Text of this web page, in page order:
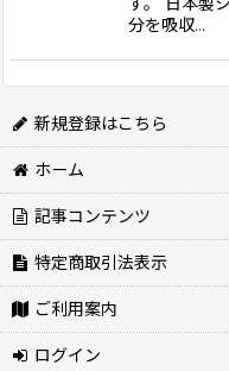
分を吸収…
新規登録はこちら
ホーム
記事コンテンツ
特定商取引法表示
ご利用案内
ログイン